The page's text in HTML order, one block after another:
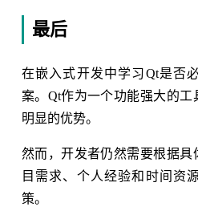
最后
在嵌入式开发中学习Qt是否
案。Qt作为一个功能强大的工
明显的优势。
然而，开发者仍然需要根据具
目需求、个人经验和时间资
策。